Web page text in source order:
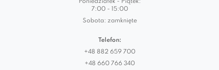
Poniedziałek - Piątek:
7:00 - 15:00
Sobota: zamknięte
Telefon:
+48 882 659 700
+48 660 766 340